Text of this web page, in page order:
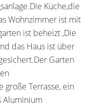
Küche,die
Wohnzimmer ist mit
ist beheizt ,Die
das Haus ist über
Garten
große Terrasse, ein
Aluminium